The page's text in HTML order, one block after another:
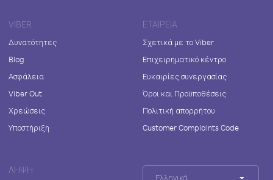
VIBER
Δυνατότητες
Blog
Ασφάλεια
Viber Out
Χρεώσεις
Υποστήριξη
ΕΤΑΙΡΕΊΑ
Σχετικά με το Viber
Επιχειρηματικό κέντρο
Ευκαιρίες συνεργασίας
Όροι και Προϋποθέσεις
Πολιτική απορρήτου
Customer Complaints Code
ΛΉΨΗ
Ελληνικά